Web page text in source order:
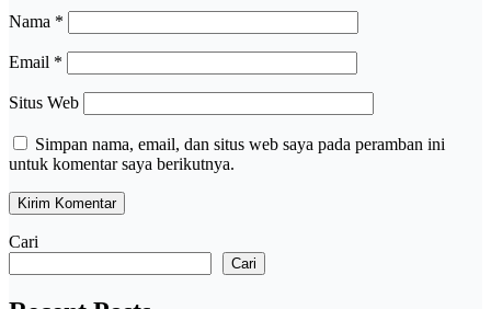
Nama *
Email *
Situs Web
Simpan nama, email, dan situs web saya pada peramban ini
untuk komentar saya berikutnya.
Cari
Cari